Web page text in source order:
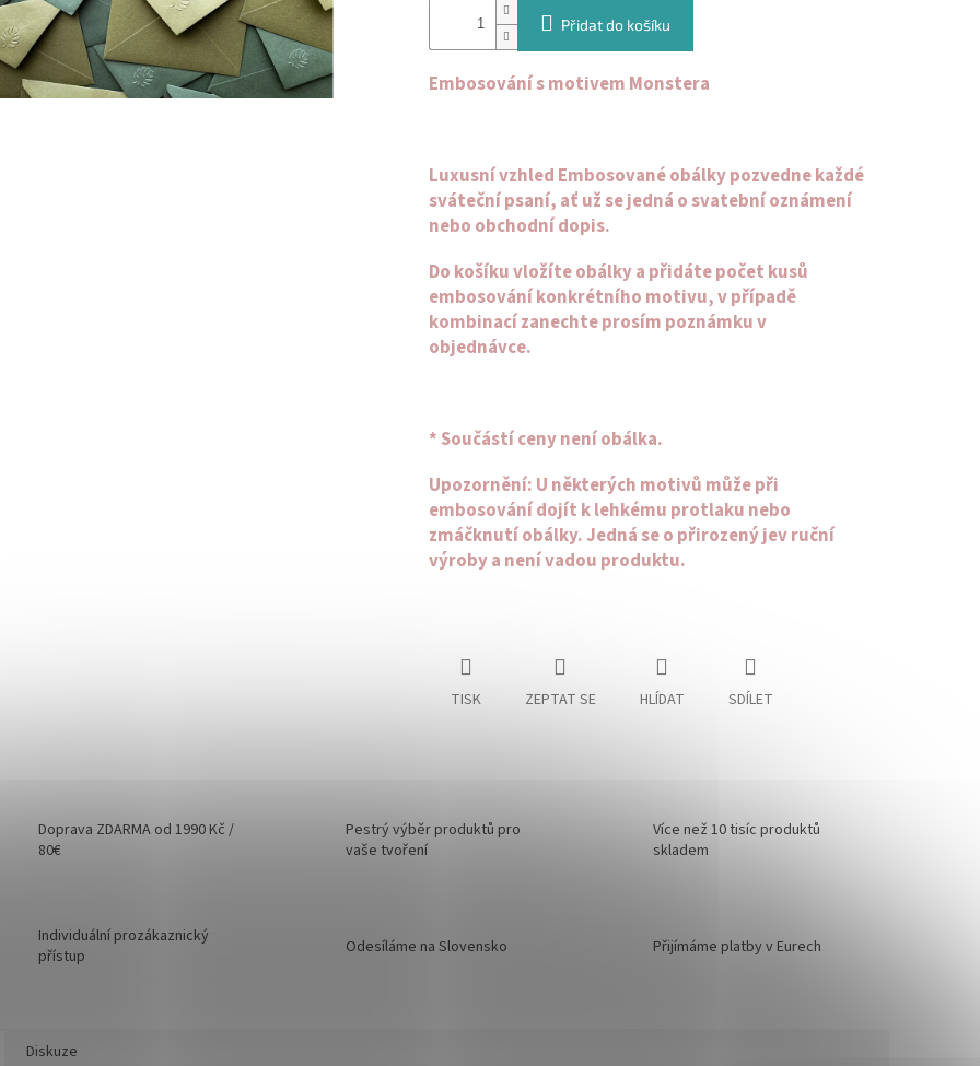
Přidat do košíku
Embosování s motivem Monstera
Luxusní vzhled Embosované obálky pozvedne každé
sváteční psaní, ať už se jedná o svatební oznámení
nebo obchodní dopis.
Do košíku vložíte obálky a přidáte počet kusů
embosování konkrétního motivu, v případě
kombinací zanechte prosím poznámku v
objednávce.
* Součástí ceny není obálka.
Upozornění: U některých motivů může při
embosování dojít k lehkému protlaku nebo
zmáčknutí obálky. Jedná se o přirozený jev ruční
výroby a není vadou produktu.
TISK ZEPTAT SE HLÍDAT SDÍLET
Doprava ZDARMA od 1990 Kč /
80€
Pestrý výběr produktů pro
vaše tvoření
Více než 10 tisíc produktů
skladem
Individuální prozákaznický
přístup
Odesíláme na Slovensko Přijímáme platby v Eurech
Diskuze